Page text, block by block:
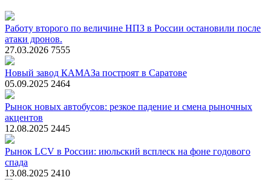
Работу второго по величине НПЗ в России остановили после
атаки дронов.
27.03.2026 7555
Новый завод КАМАЗа построят в Саратове
05.09.2025 2464
Рынок новых автобусов: резкое падение и смена рыночных
акцентов
12.08.2025 2445
Рынок LCV в России: июльский всплеск на фоне годового
спада
13.08.2025 2410